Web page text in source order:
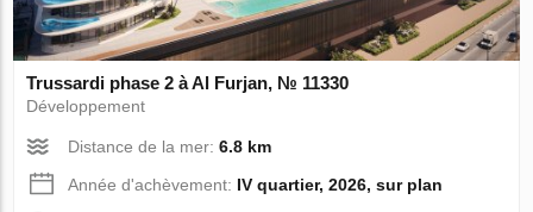
Trussardi phase 2 à Al Furjan, № 11330
Développement
Distance de la mer:6.8 km
Année d'achèvement: IV quartier, 2026, sur plan